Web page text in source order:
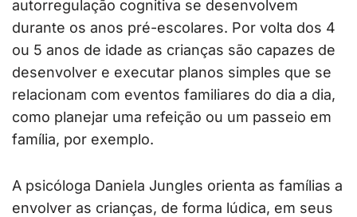
autorregulação cognitiva se desenvolvem
durante os anos pré-escolares. Por volta dos 4
ou 5 anos de idade as crianças são capazes de
desenvolver e executar planos simples que se
relacionam com eventos familiares do dia a dia,
como planejar uma refeição ou um passeio em
família, por exemplo.
A psicóloga Daniela Jungles orienta as famílias a
envolver as crianças, de forma lúdica, em seus